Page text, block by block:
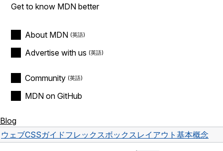
Get to know MDN better
About MDN
Advertise with us
Community
MDN on GitHub
Blog
ウェブCSSガイドフレックスボックスレイアウト 基本概念